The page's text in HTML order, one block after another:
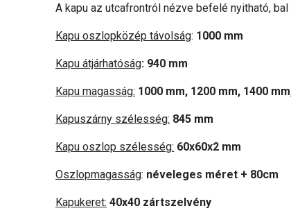
A kapu az utcafrontról nézve befelé nyitható,
Kapu oszlopközép távolság: 1000 mm
Kapu átjárhatóság: 940 mm
Kapu magasság: 1000 mm, 1200 mm, 1400
Kapuszárny szélesség: 845 mm
Kapu oszlop szélesség: 60x60x2 mm
Oszlopmagasság: néveleges méret + 80cm
Kapukeret: 40x40 zártszelvény